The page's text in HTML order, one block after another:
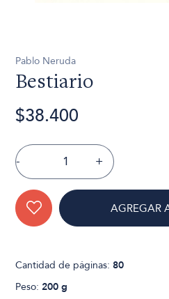
Pablo Neruda
Bestiario
$38.400
- +
AGREGAR
Cantidad de páginas:80
Peso:200 g